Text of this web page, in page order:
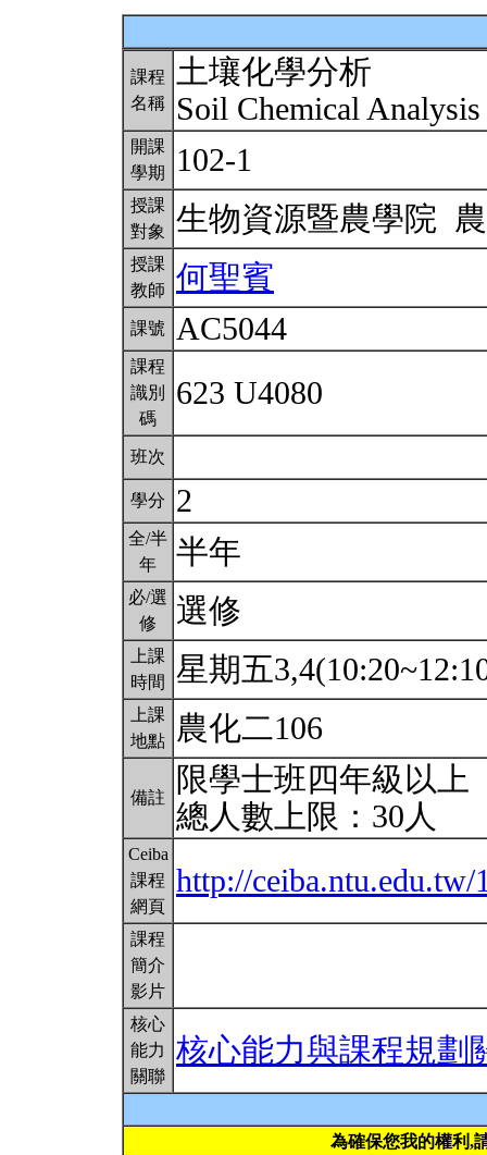
課程
名稱
土壤化學分析
Soil Chemical
開課
學期
102-1
授課
對象
生物資源暨農學院
授課
教師
何聖賓
課號 AC5044
課程
識別
碼
623 U4080
班次
學分 2
全/半
年
半年
必/選
修
選修
上課
時間
星期五
上課
地點
農化二106
備註
限學士班四年級以上
總人數上限：30人
Ceiba
課程
網頁
http://ceiba.ntu.edu.tw/
課程
簡介
影片
核心
能力
關聯
核心能力與課程規劃
為確保您我的權利,